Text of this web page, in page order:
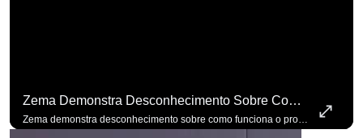
Zema Demonstra Desconhecimento Sobre Como Funciona O Processo De Mudança Das Leis. #OAntagonista
Zema demonstra desconhecimento sobre como funciona o processo de mudança das leis. #OAntagonista Se você busca informação com credibilidade, inscreva-se agora e ative o